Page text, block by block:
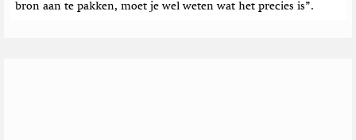
bron aan te pakken, moet je wel weten wat het precies is”.